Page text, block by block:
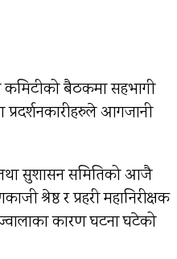
कमिटीको बैठकमा सहभागी
प्रदर्शनकारीहरुले आगजानी
तथा सुशासन समितिको आजै
श्रेष्ठ र प्रहरी महानिरीक्षक
कारण घटना घटेको